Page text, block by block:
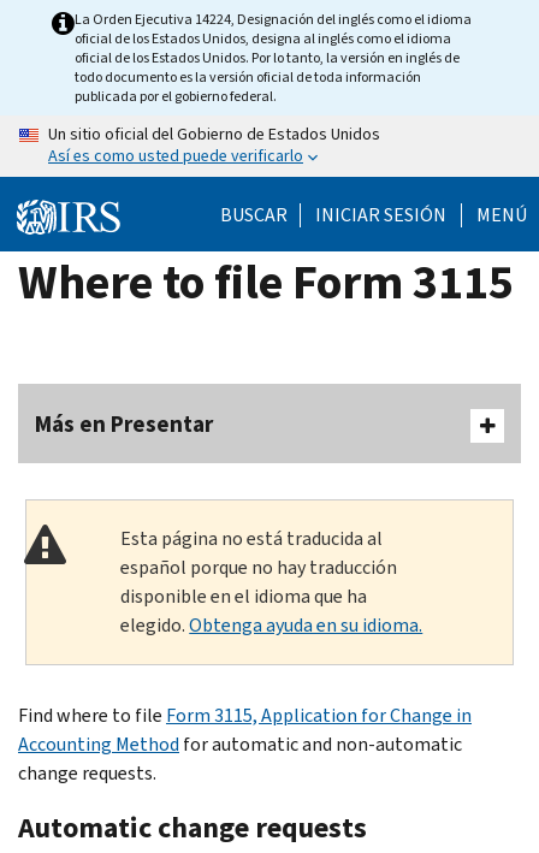
La Orden Ejecutiva 14224, Designación del inglés como el idioma
oficial de los Estados Unidos, designa al inglés como el idioma
oficial de los Estados Unidos. Por lo tanto, la versión en inglés de
todo documento es la versión oficial de toda información
publicada por el gobierno federal.
Un sitio oficial del Gobierno de Estados Unidos
Así es como usted puede verificarlo
BUSCAR INICIAR SESIÓN MENÚ
Where to file Form 3115
Más en Presentar
Esta página no está traducida al
español porque no hay traducción
disponible en el idioma que ha
elegido.Obtenga ayuda en su idioma.
Find where to file Form 3115, Application for Change in
Accounting Method for automatic and non-automatic
change requests.
Automatic change requests